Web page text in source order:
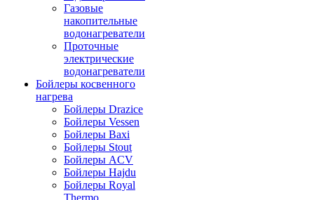
Газовые
накопительные
водонагреватели
Проточные
электрические
водонагреватели
Бойлеры косвенного
нагрева
Бойлеры Drazice
Бойлеры Vessen
Бойлеры Baxi
Бойлеры Stout
Бойлеры ACV
Бойлеры Hajdu
Бойлеры Royal
Thermo